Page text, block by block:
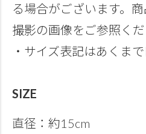
る場合がございます。
撮影の画像をご参照くだ
・サイズ表記はあくま
SIZE
直径：約15cm